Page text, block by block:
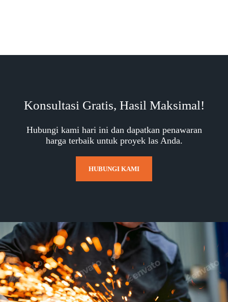
Konsultasi Gratis, Hasil Maksimal!
Hubungi kami hari ini dan dapatkan penawaran
harga terbaik untuk proyek las Anda.
HUBUNGI KAMI